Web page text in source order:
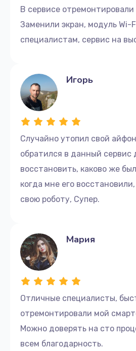
В сервисе
Заменили экран, модуль Wi-
специалистам, сервис на
Случайно утопил свой
обратился в данный сервис
восстановить, каково же
когда мне его
свою роботу, Супер.
Игорь
Отличные cпециалисты,
отремонтировали мой
Можно доверять на сто
всем благодарность.
Мария